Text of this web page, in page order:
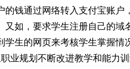
钱通过网络转入支付宝账
如，要求学生注册自己的
生的网页来考核学生掌握情
业规划不断改进教学和能力